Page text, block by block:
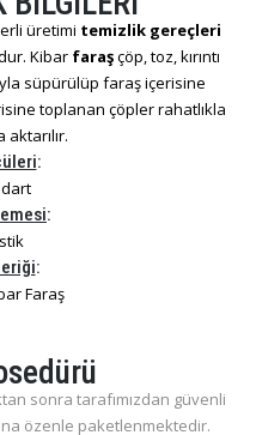
üretimi temizlik gereçleri
Kibar faraşçöp, toz, kırıntı
süpürülüp faraş içerisine
toplanan çöpler rahatlıkla
aktarılır.
:
:
:
Faraş
sonra tarafımızdan güvenli
özenle paketlenmektedir.